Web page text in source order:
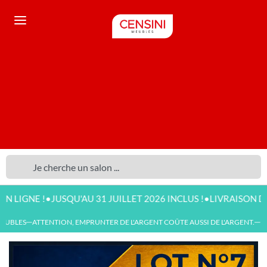
! •JUSQU'AU 31 JUILLET 2026 INCLUS !•LIVRAISON
—ATTENTION, EMPRUNTER DE L'ARGENT COÛTE AUSSI DE L'ARGENT.—